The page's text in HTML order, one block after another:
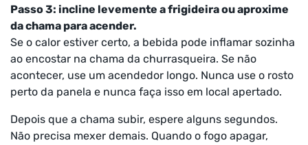
Passo 3: incline levemente a frigideira ou aproxime
da chama para acender.
Se o calor estiver certo, a bebida pode inflamar sozinha
ao encostar na chama da churrasqueira. Se não
acontecer, use um acendedor longo. Nunca use o rosto
perto da panela e nunca faça isso em local apertado.
Depois que a chama subir, espere alguns segundos.
Não precisa mexer demais. Quando o fogo apagar,